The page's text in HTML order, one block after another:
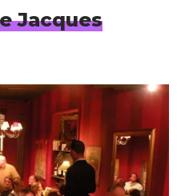
Jacques